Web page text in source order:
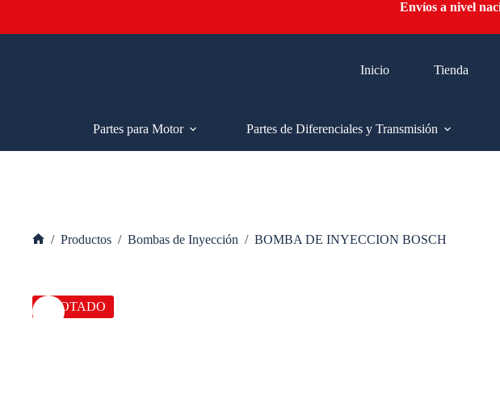
contenido
Envíos a nivel
Inicio Tienda
Partes para Motor
Partes de Diferenciales y Transmisión
/ Productos / Bombas de Inyección / BOMBA DE INYECCION BOSCH
AGOTADO